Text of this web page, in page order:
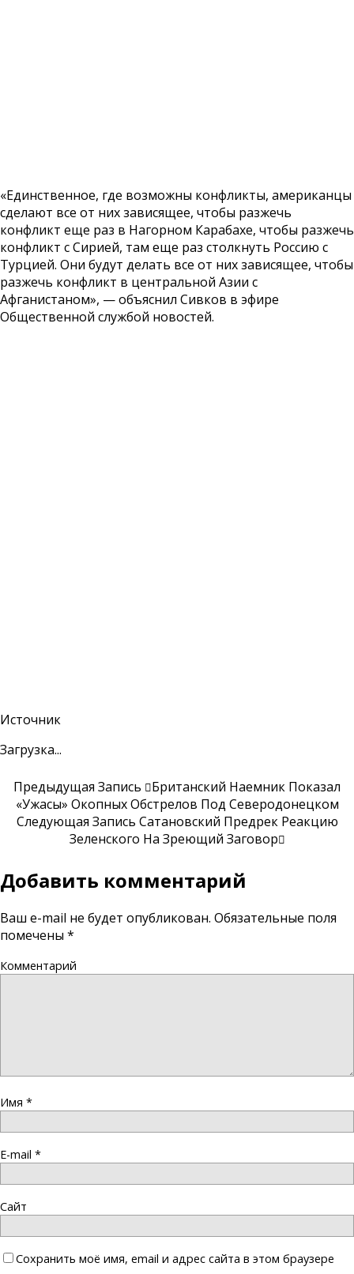
«Единственное, где возможны конфликты, американцы
сделают все от них зависящее, чтобы разжечь
конфликт еще раз в Нагорном Карабахе, чтобы разжечь
конфликт с Сирией, там еще раз столкнуть Россию с
Турцией. Они будут делать все от них зависящее, чтобы
разжечь конфликт в центральной Азии с
Афганистаном», — объяснил Сивков в эфире
Общественной службой новостей.
Источник
Загрузка...
Предыдущая Запись
Британский Наемник Показал
«ужасы» Окопных Обстрелов Под Северодонецком
Следующая Запись Сатановский Предрек Реакцию
Зеленского На Зреющий Заговор
Добавить комментарий
Ваш e-mail не будет опубликован. Обязательные поля
помечены *
Комментарий
Имя *
E-mail *
Сайт
Сохранить моё имя, email и адрес сайта в этом браузере